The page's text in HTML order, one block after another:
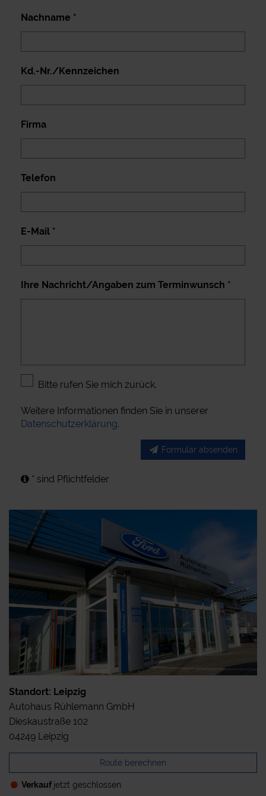
Nachname *
Kd.-Nr./Kennzeichen
Firma
Telefon
E-Mail *
Ihre Nachricht/Angaben zum Terminwunsch *
Bitte rufen Sie mich zurück.
Weitere Informationen finden Sie in unserer
Datenschutzerklärung.
Formular absenden
* sind Pflichtfelder
Standort: Leipzig
Autohaus Rühlemann GmbH
Dieskaustraße 102
04249 Leipzig
Route berechnen
Verkauf jetzt geschlossen